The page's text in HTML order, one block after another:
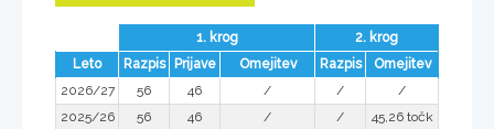
1. krog
2. krog
Leto
Razpis Prijave Omejitev Razpis
Omejitev
2026/27
56 46 / /
/
2025/26
56 46 / /
45,26 točk